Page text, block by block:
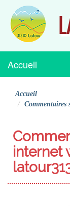
Accueil
Accueil
Commentaires
internet